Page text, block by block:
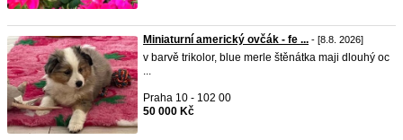
Miniaturní americký ovčák - fe ... - [8.8. 2026]
v barvě trikolor, blue merle štěnátka maji dlouhý oc
...
Praha 10 - 102 00
50 000 Kč